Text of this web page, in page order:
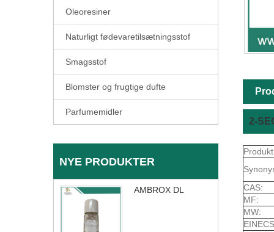
Oleoresiner
Naturligt fødevaretilsætningsstof
Smagsstof
Blomster og frugtige dufte
Parfumemidler
NYE PRODUKTER
AMBROX DL
2-
CAS:
MF:
MW: